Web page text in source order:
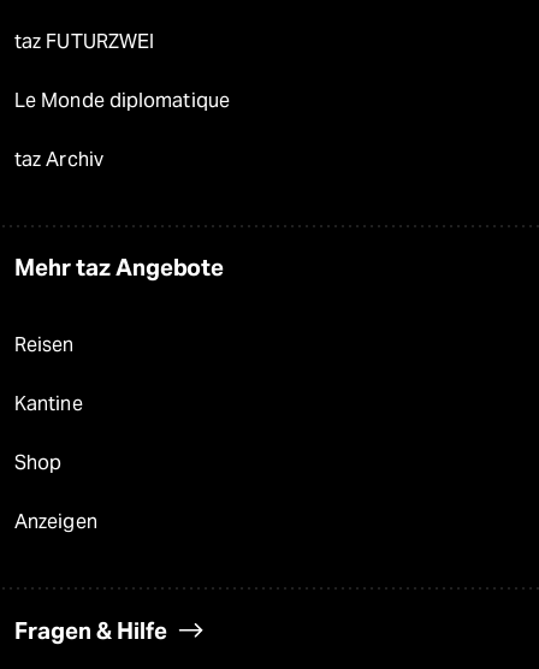
taz FUTURZWEI
Le Monde diplomatique
taz Archiv
Mehr taz Angebote
Reisen
Kantine
Shop
Anzeigen
Fragen & Hilfe